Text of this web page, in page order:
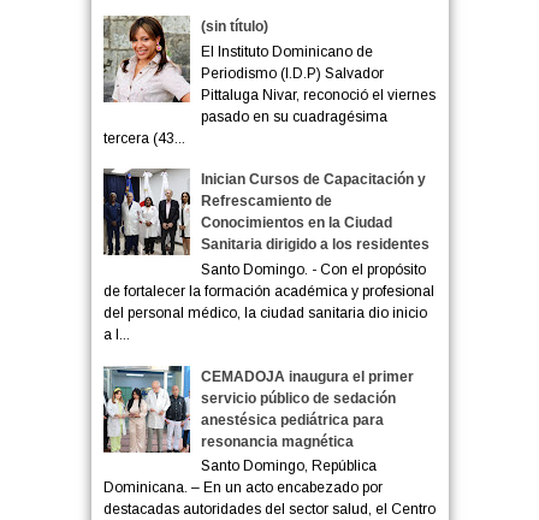
(sin título)
El Instituto Dominicano de
Periodismo (I.D.P) Salvador
Pittaluga Nivar, reconoció el viernes
pasado en su cuadragésima
tercera (43...
Inician Cursos de Capacitación y
Refrescamiento de
Conocimientos en la Ciudad
Sanitaria dirigido a los residentes
Santo Domingo. - Con el propósito
de fortalecer la formación académica y profesional
del personal médico, la ciudad sanitaria dio inicio
a l...
CEMADOJA inaugura el primer
servicio público de sedación
anestésica pediátrica para
resonancia magnética
Santo Domingo, República
Dominicana. – En un acto encabezado por
destacadas autoridades del sector salud, el Centro